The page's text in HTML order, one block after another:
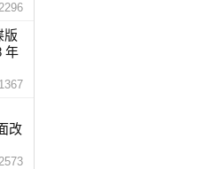
版
年
1367
改